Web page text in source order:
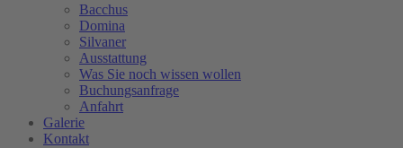
Bacchus
Domina
Silvaner
Ausstattung
Was Sie noch wissen wollen
Buchungsanfrage
Anfahrt
Galerie
Kontakt